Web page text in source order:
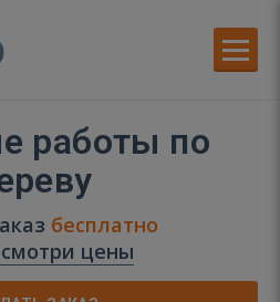
работы по
бесплатно
цены